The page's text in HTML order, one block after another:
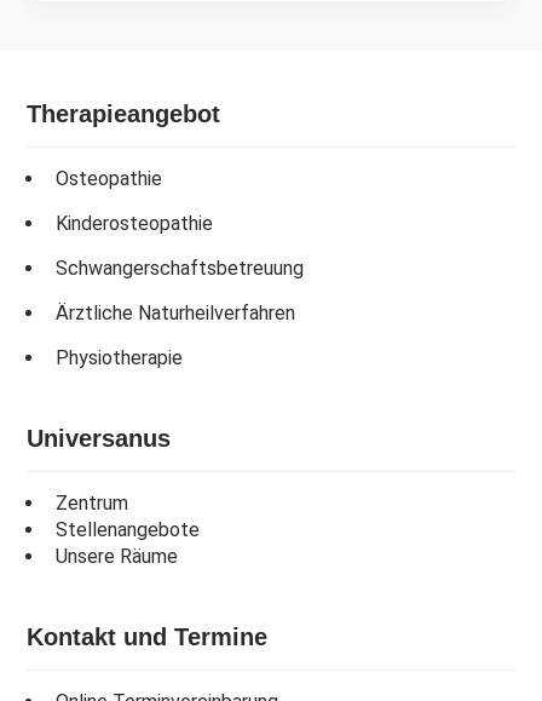
Therapieangebot
Osteopathie
Kinderosteopathie
Schwangerschaftsbetreuung
Ärztliche Naturheilverfahren
Physiotherapie
Universanus
Zentrum
Stellenangebote
Unsere Räume
Kontakt und Termine